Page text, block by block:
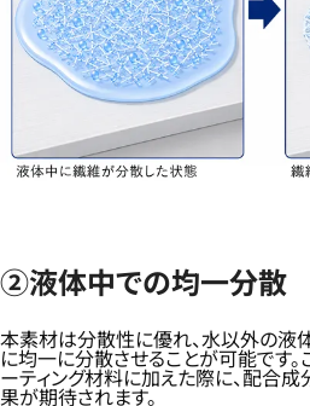
②液体中での均一分散
本素材は分散性に優れ、水以外の液
に均一に分散させることが可能です。
ーティング材料に加えた際に、配合
果が期待されます。